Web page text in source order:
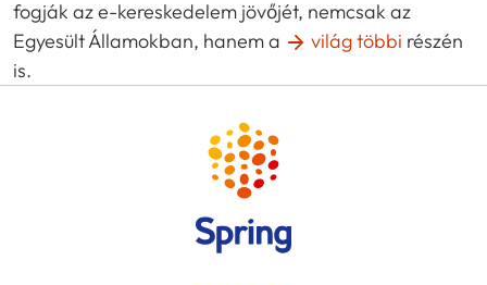
fogják az e-kereskedelem jövőjét, nemcsak az
Egyesült Államokban, hanem a
világ többi részén
is.